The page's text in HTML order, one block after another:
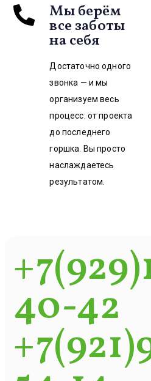
Мы берём
все заботы
на себя
Достаточно одного
звонка — и мы
организуем весь
процесс: от проекта
до последнего
горшка. Вы просто
наслаждаетесь
результатом.
40-42